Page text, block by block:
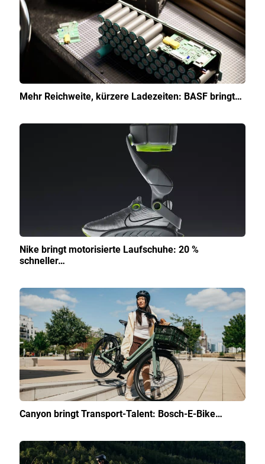
Mehr Reichweite, kürzere Ladezeiten: BASF bringt…
Nike bringt motorisierte Laufschuhe: 20 %
schneller…
Canyon bringt Transport-Talent: Bosch-E-Bike…